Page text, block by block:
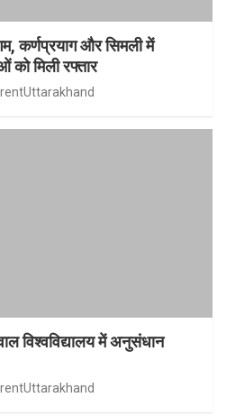
कर्णप्रयाग और सिमली में
को मिली रफ्तार
विश्वविद्यालय में अनुसंधान